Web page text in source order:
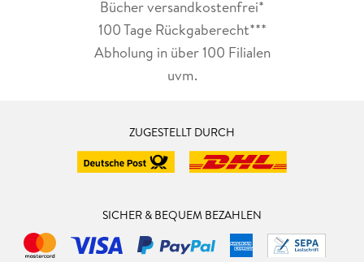
Bücher versandkostenfrei*
100 Tage Rückgaberecht***
Abholung in über 100 Filialen
uvm.
ZUGESTELLT DURCH
SICHER & BEQUEM BEZAHLEN